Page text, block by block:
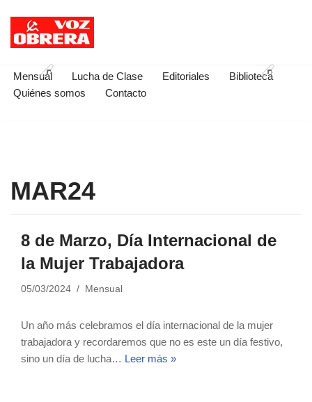
Saltar
contenido
Mensual Lucha de Clase Editoriales
Biblioteca
Quiénes somos
Contacto
MAR24
8 de Marzo, Día Internacional de
la Mujer Trabajadora
05/03/2024 Mensual
Un año más celebramos el día internacional de la mujer
trabajadora y recordaremos que no es este un día festivo,
sino un día de lucha… Leer más »